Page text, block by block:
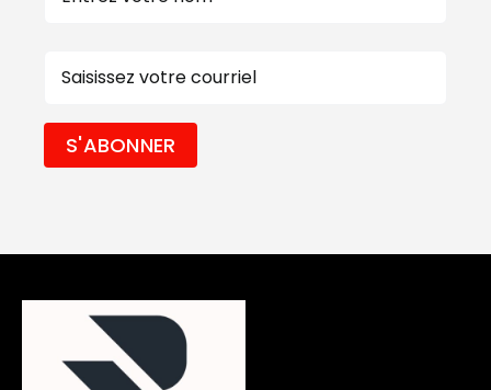
mail
S'ABONNER